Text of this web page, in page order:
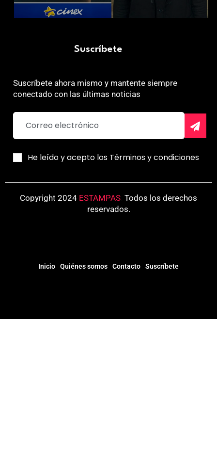
Suscríbete
Suscríbete ahora mismo y mantente siempre
conectado con las últimas noticias
He leído y acepto los Términos y condiciones
Copyright 2024 ESTAMPAS Todos los derechos
reservados.
Inicio Quiénes somos Contacto Suscríbete